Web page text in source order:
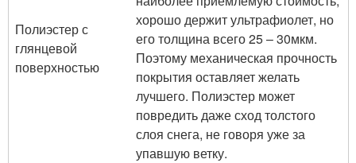
Полиэстер с
глянцевой
поверхностью
хорошо держит ультрафиолет, но
его толщина всего 25 – 30мкм.
Поэтому механическая прочность
покрытия оставляет желать
лучшего. Полиэстер может
повредить даже сход толстого
слоя снега, не говоря уже за
упавшую ветку.